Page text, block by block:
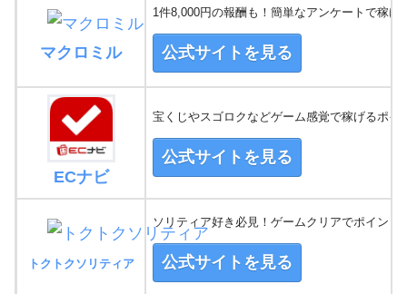
マクロミル
1件8,000円の報酬も！簡単なアンケートで稼げ
公式サイトを見る
ECナビ
宝くじやスゴロクなどゲーム感覚で稼げるポイ
公式サイトを見る
トクトクソリティア
ソリティア好き必見！ゲームクリアでポイント
公式サイトを見る